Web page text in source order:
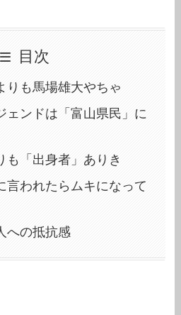
目次
りも馬場雄大やちゃ
ェンドは「富山県民」に
も「出身者」ありき
言われたらムキになって
への抵抗感